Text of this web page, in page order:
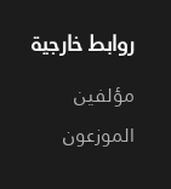
روابط خارجية
مؤلفين
الموزعون